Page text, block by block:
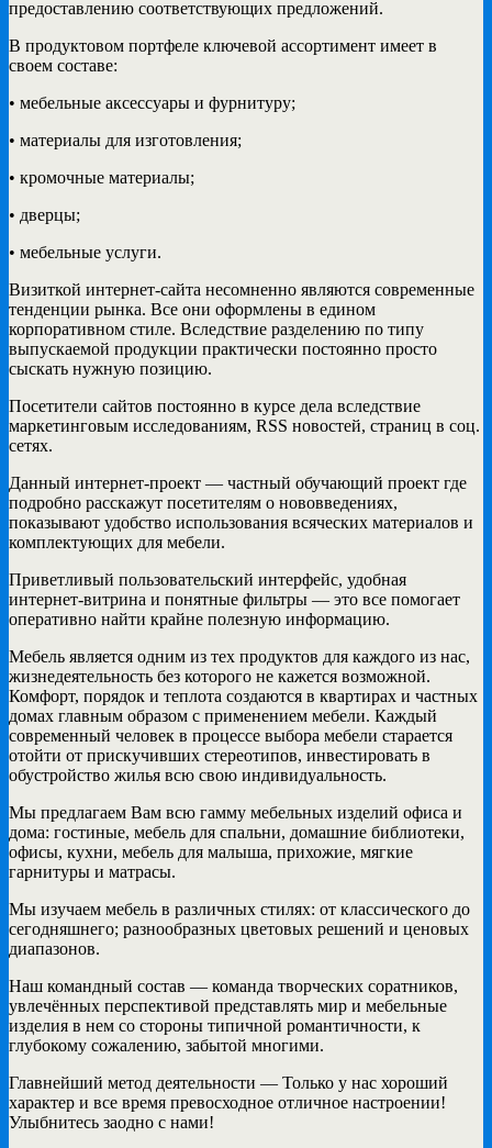
предоставлению соответствующих предложений.
В продуктовом портфеле ключевой ассортимент имеет в
своем составе:
• мебельные аксессуары и фурнитуру;
• материалы для изготовления;
• кромочные материалы;
• дверцы;
• мебельные услуги.
Визиткой интернет-сайта несомненно являются современные
тенденции рынка. Все они оформлены в едином
корпоративном стиле. Вследствие разделению по типу
выпускаемой продукции практически постоянно просто
сыскать нужную позицию.
Посетители сайтов постоянно в курсе дела вследствие
маркетинговым исследованиям, RSS новостей, страниц в соц.
сетях.
Данный интернет-проект — частный обучающий проект где
подробно расскажут посетителям о нововведениях,
показывают удобство использования всяческих материалов и
комплектующих для мебели.
Приветливый пользовательский интерфейс, удобная
интернет-витрина и понятные фильтры — это все помогает
оперативно найти крайне полезную информацию.
Мебель является одним из тех продуктов для каждого из нас,
жизнедеятельность без которого не кажется возможной.
Комфорт, порядок и теплота создаются в квартирах и частных
домах главным образом с применением мебели. Каждый
современный человек в процессе выбора мебели старается
отойти от прискучивших стереотипов, инвестировать в
обустройство жилья всю свою индивидуальность.
Мы предлагаем Вам всю гамму мебельных изделий офиса и
дома: гостиные, мебель для спальни, домашние библиотеки,
офисы, кухни, мебель для малыша, прихожие, мягкие
гарнитуры и матрасы.
Мы изучаем мебель в различных стилях: от классического до
сегодняшнего; разнообразных цветовых решений и ценовых
диапазонов.
Наш командный состав — команда творческих соратников,
увлечённых перспективой представлять мир и мебельные
изделия в нем со стороны типичной романтичности, к
глубокому сожалению, забытой многими.
Главнейший метод деятельности — Только у нас хороший
характер и все время превосходное отличное настроении!
Улыбнитесь заодно с нами!